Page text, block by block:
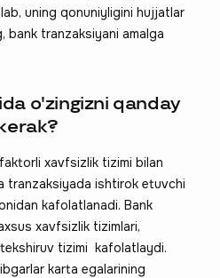
uning qonuniyligini hujjatlar
bank tranzaksiyani amalga
o'zingizni qanday
xavfsizlik tizimi bilan
tranzaksiyada ishtirok etuvchi
kafolatlanadi. Bank
xavfsizlik tizimlari,
tizimi kafolatlaydi.
karta egalarining